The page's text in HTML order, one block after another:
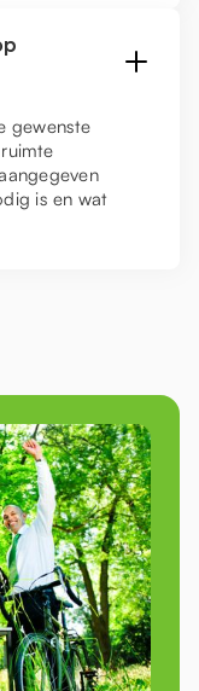
gewenste
is en wat